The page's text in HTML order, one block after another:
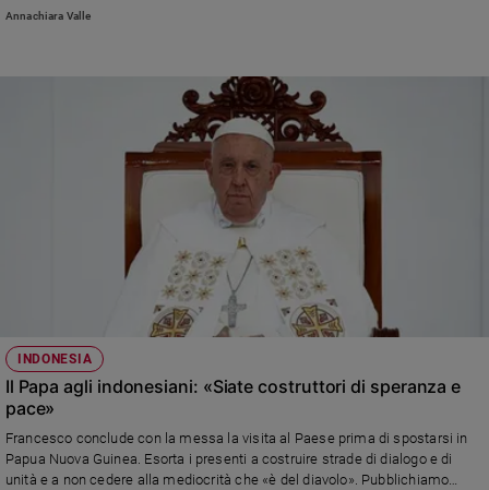
Annachiara Valle
INDONESIA
Il Papa agli indonesiani: «Siate costruttori di speranza e
pace»
Francesco conclude con la messa la visita al Paese prima di spostarsi in
Papua Nuova Guinea. Esorta i presenti a costruire strade di dialogo e di
unità e a non cedere alla mediocrità che «è del diavolo». Pubblichiamo